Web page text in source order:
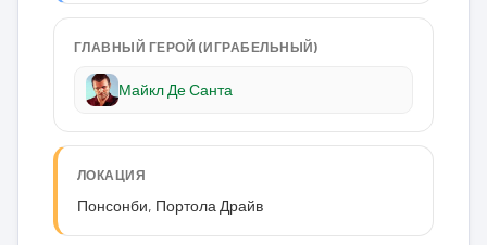
ГЛАВНЫЙ ГЕРОЙ (ИГРАБЕЛЬНЫЙ)
Майкл Де Санта
ЛОКАЦИЯ
Понсонби, Портола Драйв